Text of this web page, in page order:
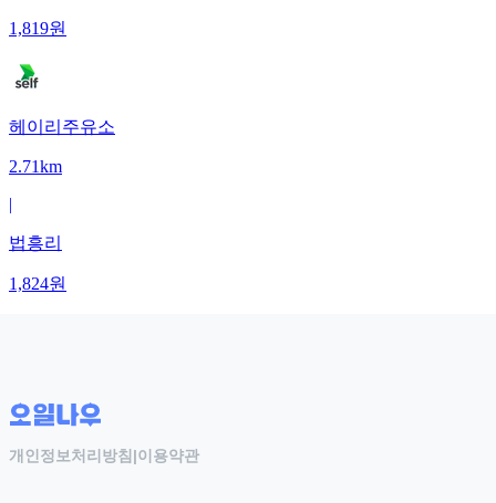
1,819원
헤이리주유소
2.71km
|
법흥리
1,824원
개인정보처리방침 |이용약관